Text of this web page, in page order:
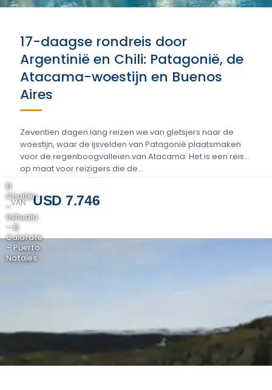
17-daagse rondreis door
Argentinië en Chili: Patagonië, de
Atacama-woestijn en Buenos
Aires
Zeventien dagen lang reizen we van gletsjers naar de
woestijn, waar de ijsvelden van Patagonië plaatsmaken
voor de regenboogvalleien van Atacama. Het is een reis
op maat voor reizigers die de…
VAN USD 7.746
El
Chaltén
–
Ushuaia
– El
Calafate
– Puerto
Natales